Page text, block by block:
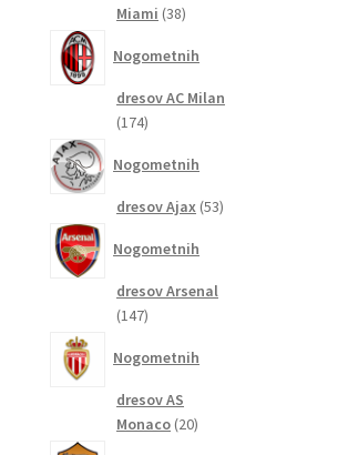
Miami 3838
Nogometnih
dresov AC Milan
174174
Nogometnih
dresov Ajax 5353
Nogometnih
dresov Arsenal
147147
Nogometnih
dresov AS
Monaco 2020